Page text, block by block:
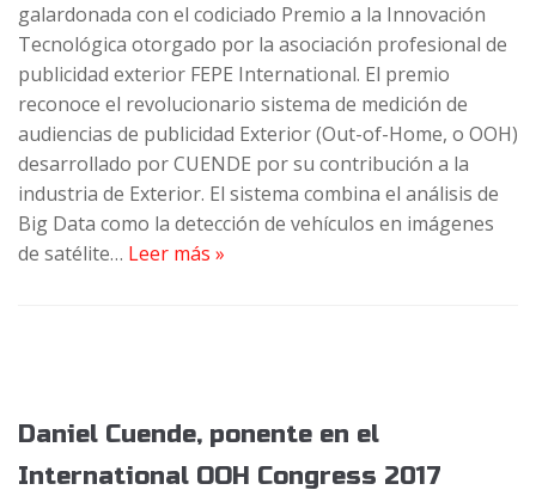
galardonada con el codiciado Premio a la Innovación
Tecnológica otorgado por la asociación profesional de
publicidad exterior FEPE International. El premio
reconoce el revolucionario sistema de medición de
audiencias de publicidad Exterior (Out-of-Home, o OOH)
desarrollado por CUENDE por su contribución a la
industria de Exterior. El sistema combina el análisis de
Big Data como la detección de vehículos en imágenes
de satélite… Leer más »
Daniel Cuende, ponente en el
International OOH Congress 2017